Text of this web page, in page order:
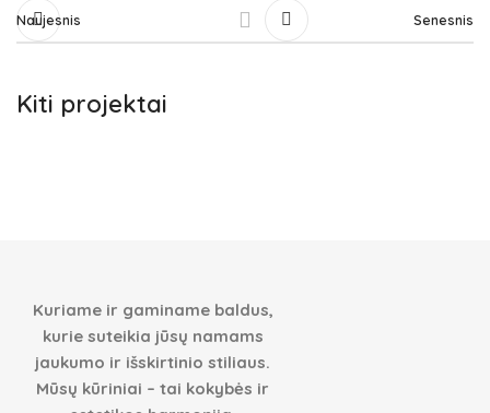
Naujesnis Senesnis
Kiti projektai
Kuriame ir gaminame baldus,
kurie suteikia jūsų namams
jaukumo ir išskirtinio stiliaus.
Mūsų kūriniai – tai kokybės ir